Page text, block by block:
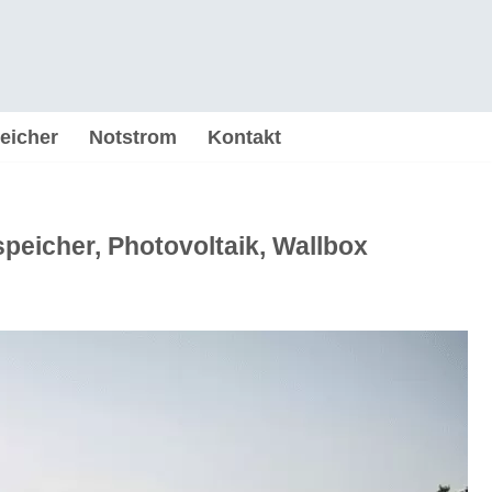
Notstrom Kontakt
Photovoltaik, Wallbox